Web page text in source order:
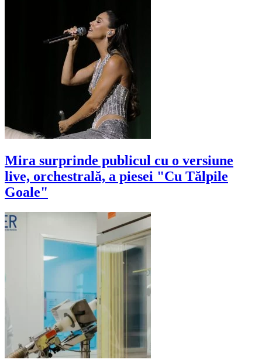
Mira surprinde publicul cu o versiune
live, orchestrală, a piesei "Cu Tălpile
Goale"